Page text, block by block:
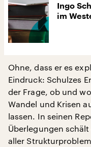
Ingo
im
Ohne, dass er es
Eindruck: Schulzes
der Frage, ob und
Wandel und Krisen
lassen. In seinen
Überlegungen
aller